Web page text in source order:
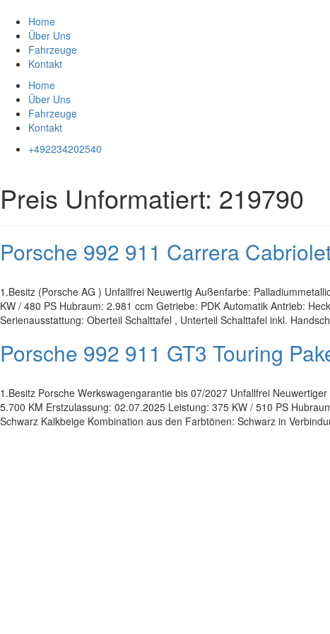
Inhalt
springen
Home
Über Uns
Fahrzeuge
Kontakt
Home
Über Uns
Fahrzeuge
Kontakt
+492234202540
Preis Unformatiert: 219790
Porsche 992 911 Carrera
1.Besitz (Porsche AG ) Unfallfrei Neuwertig Außenfarbe:
KW / 480 PS Hubraum: 2.981 ccm Getriebe: PDK Automatik Antrieb:
Serienausstattung: Oberteil Schalttafel , Unterteil Schalttafel inkl.
Porsche 992 911 GT3 Touring
1.Besitz Porsche Werkswagengarantie bis 07/2027 Unfallfrei
5.700 KM Erstzulassung: 02.07.2025 Leistung: 375 KW / 510 PS
Schwarz Kalkbeige Kombination aus den Farbtönen: Schwarz in